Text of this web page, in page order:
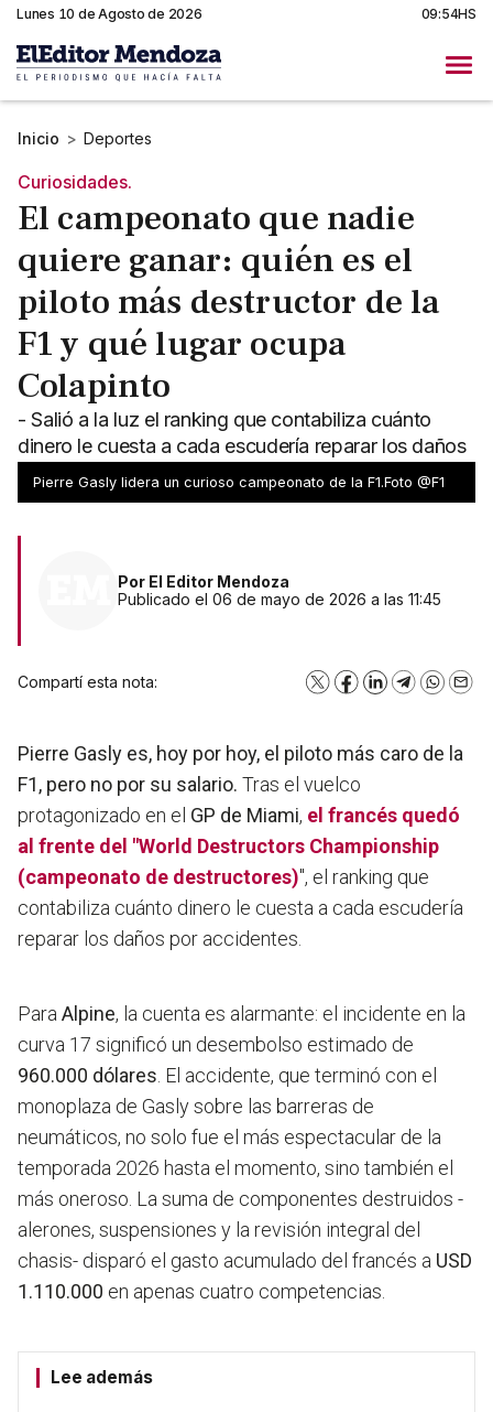
Lunes 10 de Agosto de 2026 09:54HS
Inicio > Deportes
Curiosidades.
El campeonato que nadie
quiere ganar: quién es el
piloto más destructor de la
F1 y qué lugar ocupa
Colapinto
- Salió a la luz el ranking que contabiliza cuánto
dinero le cuesta a cada escudería reparar los daños
por accidentes - El argentino está fuera del top ten
Pierre Gasly lidera un curioso campeonato de la F1.Foto @F1
Por El Editor Mendoza
Publicado el 06 de mayo de 2026 a las 11:45
Compartí esta nota: X Facebook
LinkedInTelegram
Pierre Gasly es, hoy por hoy, el piloto más caro de la
F1, pero no por su salario. Tras el vuelco
protagonizado en el GP de Miami, el francés quedó
al frente del "World Destructors Championship
(campeonato de destructores)", el ranking que
contabiliza cuánto dinero le cuesta a cada escudería
reparar los daños por accidentes.
Para Alpine, la cuenta es alarmante: el incidente en la
curva 17 significó un desembolso estimado de
960.000 dólares . El accidente, que terminó con el
monoplaza de Gasly sobre las barreras de
neumáticos, no solo fue el más espectacular de la
temporada 2026 hasta el momento, sino también el
más oneroso. La suma de componentes destruidos -
alerones, suspensiones y la revisión integral del
chasis- disparó el gasto acumulado del francés a USD
1.110.000 en apenas cuatro competencias.
Lee además